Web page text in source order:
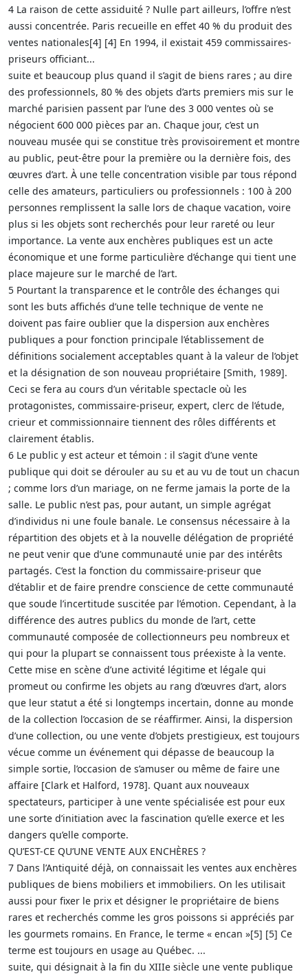
4 La raison de cette assiduité ? Nulle part ailleurs, l’offre n’est
aussi concentrée. Paris recueille en effet 40 % du produit des
ventes nationales[4] [4] En 1994, il existait 459 commissaires-
priseurs officiant...
suite et beaucoup plus quand il s’agit de biens rares ; au dire
des professionnels, 80 % des objets d’arts premiers mis sur le
marché parisien passent par l’une des 3 000 ventes où se
négocient 600 000 pièces par an. Chaque jour, c’est un
nouveau musée qui se constitue très provisoirement et montre
au public, peut-être pour la première ou la dernière fois, des
œuvres d’art. À une telle concentration visible par tous répond
celle des amateurs, particuliers ou professionnels : 100 à 200
personnes remplissent la salle lors de chaque vacation, voire
plus si les objets sont recherchés pour leur rareté ou leur
importance. La vente aux enchères publiques est un acte
économique et une forme particulière d’échange qui tient une
place majeure sur le marché de l’art.
5 Pourtant la transparence et le contrôle des échanges qui
sont les buts affichés d’une telle technique de vente ne
doivent pas faire oublier que la dispersion aux enchères
publiques a pour fonction principale l’établissement de
définitions socialement acceptables quant à la valeur de l’objet
et la désignation de son nouveau propriétaire [Smith, 1989].
Ceci se fera au cours d’un véritable spectacle où les
protagonistes, commissaire-priseur, expert, clerc de l’étude,
crieur et commissionnaire tiennent des rôles différents et
clairement établis.
6 Le public y est acteur et témoin : il s’agit d’une vente
publique qui doit se dérouler au su et au vu de tout un chacun
; comme lors d’un mariage, on ne ferme jamais la porte de la
salle. Le public n’est pas, pour autant, un simple agrégat
d’individus ni une foule banale. Le consensus nécessaire à la
répartition des objets et à la nouvelle délégation de propriété
ne peut venir que d’une communauté unie par des intérêts
partagés. C’est la fonction du commissaire-priseur que
d’établir et de faire prendre conscience de cette communauté
que soude l’incertitude suscitée par l’émotion. Cependant, à la
différence des autres publics du monde de l’art, cette
communauté composée de collectionneurs peu nombreux et
qui pour la plupart se connaissent tous préexiste à la vente.
Cette mise en scène d’une activité légitime et légale qui
promeut ou confirme les objets au rang d’œuvres d’art, alors
que leur statut a été si longtemps incertain, donne au monde
de la collection l’occasion de se réaffirmer. Ainsi, la dispersion
d’une collection, ou une vente d’objets prestigieux, est toujours
vécue comme un événement qui dépasse de beaucoup la
simple sortie, l’occasion de s’amuser ou même de faire une
affaire [Clark et Halford, 1978]. Quant aux nouveaux
spectateurs, participer à une vente spécialisée est pour eux
une sorte d’initiation avec la fascination qu’elle exerce et les
dangers qu’elle comporte.
QU’EST-CE QU’UNE VENTE AUX ENCHÈRES ?
7 Dans l’Antiquité déjà, on connaissait les ventes aux enchères
publiques de biens mobiliers et immobiliers. On les utilisait
aussi pour fixer le prix et désigner le propriétaire de biens
rares et recherchés comme les gros poissons si appréciés par
les gourmets romains. En France, le terme « encan »[5] [5] Ce
terme est toujours en usage au Québec. ...
suite, qui désignait à la fin du XIIIe siècle une vente publique